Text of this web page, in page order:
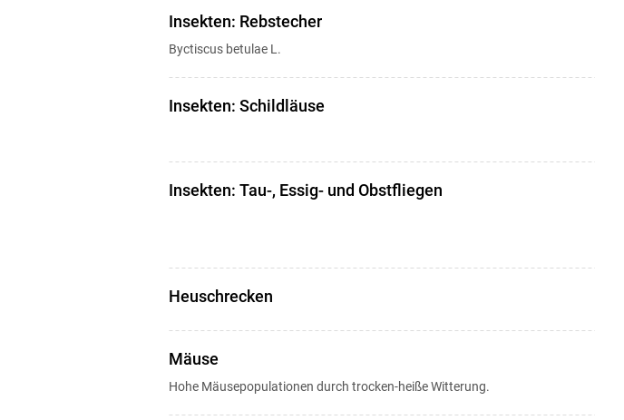
Insekten: Rebstecher
Byctiscus betulae L.
Insekten: Schildläuse
Insekten: Tau-, Essig- und Obstfliegen
Heuschrecken
Mäuse
Hohe Mäusepopulationen durch trocken-heiße Witterung.